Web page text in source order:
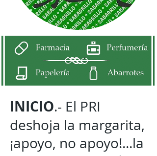
INICIO.- El PRI
deshoja la margarita,
¡apoyo, no apoyo!...la